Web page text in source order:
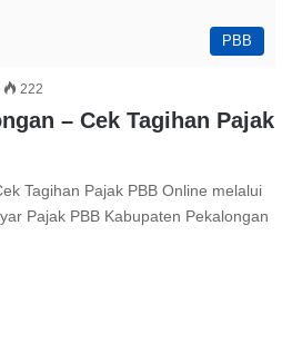
PBB
222
– Cek Tagihan Pajak
Tagihan Pajak PBB Online melalui
Pajak PBB Kabupaten Pekalongan